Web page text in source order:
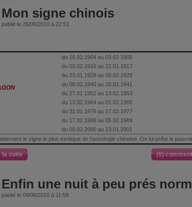
Mon signe chinois
publié le 26/06/2010 à 22:51
du 16.02.1904 au 03.02.1905
du 03.02.1916 au 22.01.1917
du 23.01.1928 au 09.02.1929
du 08.02.1940 au 26.01.1941
du 27.01.1952 au 13.02.1953
du 13.02.1964 au 01.02.1965
du 31.01.1976 au 17.02.1977
du 17.02.1988 au 05.02.1989
du 05.02.2000 au 23.01.2001
le signe le plus exotique de l'astrologie chinoise. On lui prête le
la suite (0)
Enfin une nuit à peu prés
publié le 09/06/2010 à 11:58